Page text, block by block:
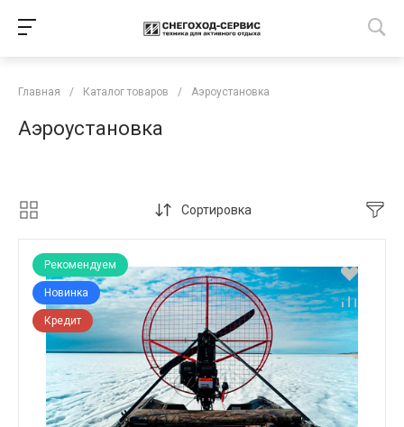
Главная / Каталог товаров / Аэроустановка
Аэроустановка
Сортировка
Рекомендуем
Новинка
Кредит